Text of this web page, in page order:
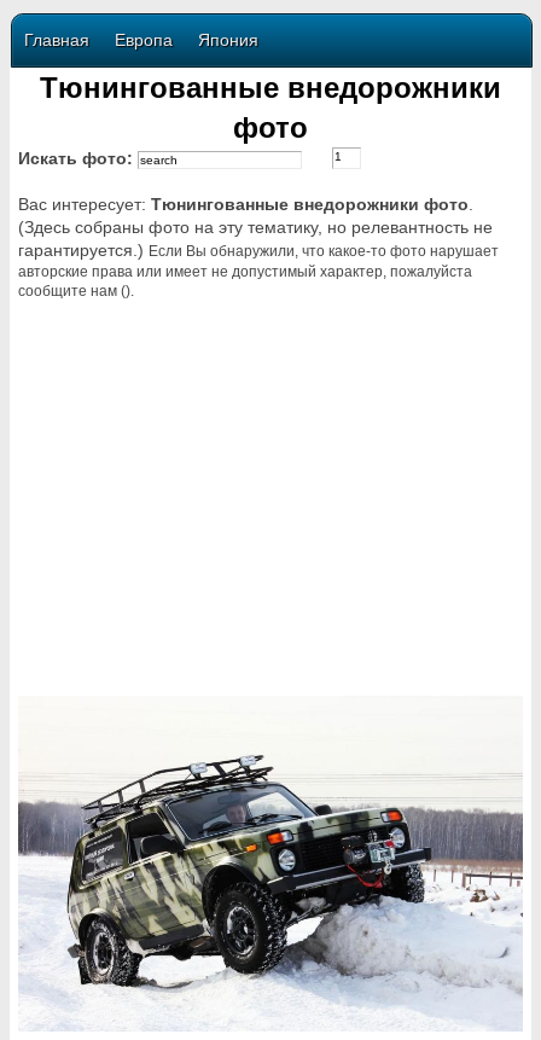
Главная Европа Япония
Тюнингованные внедорожники
фото
Искать фото:
Вас интересует: Тюнингованные внедорожники фото
(Здесь собраны фото на эту тематику, но релевантность не
гарантируется.) Если Вы обнаружили, что какое-то фото нарушает
авторские права или имеет не допустимый характер, пожалуйста
сообщите нам ().